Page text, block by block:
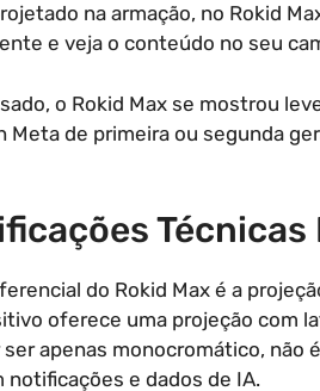
na armação, no Rokid
e veja o conteúdo no seu
o Rokid Max se mostrou
Meta de primeira ou segunda
Técnicas
do Rokid Max é a
oferece uma projeção com
ser apenas monocromático,
notificações e dados de IA.